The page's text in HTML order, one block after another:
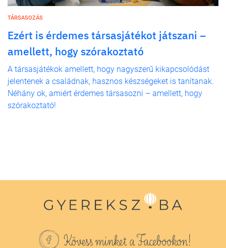
TÁRSASOZÁS
Ezért is érdemes társasjátékot játszani –
amellett, hogy szórakoztató
A társasjátékok amellett, hogy nagyszerű kikapcsolódást
jelentenek a családnak, hasznos készségeket is tanítanak.
Néhány ok, amiért érdemes társasozni – amellett, hogy
szórakoztató!
Kövess minket a Facebookon!